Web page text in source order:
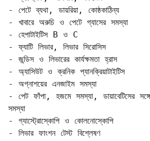
- পেটে ব্যথা, ডায়রিয়া, কোষ্ঠকাঠিন্য
- খাবারে অরুচি ও পেটে গ্যাসের সমস্যা
- হেপাটাইটিস B ও C
- ফ্যাটি লিভার, লিভার সিরোসিস
- জন্ডিস ও লিভারের কার্যক্ষমতা হ্রাস
- অ্যাসিউট ও ক্রনিক প্যানক্রিয়াটাইটিস
- অগ্নাশয়ের এনজাইম সমস্যা
- পেট ফাঁপা, হজমে সমস্যা, ডায়াবেটিসের সঙ্গে
সমস্যা
- গ্যাস্ট্রোস্কোপি ও কোলনোস্কোপি
- লিভার ফাংশন টেস্ট বিশ্লেষণ